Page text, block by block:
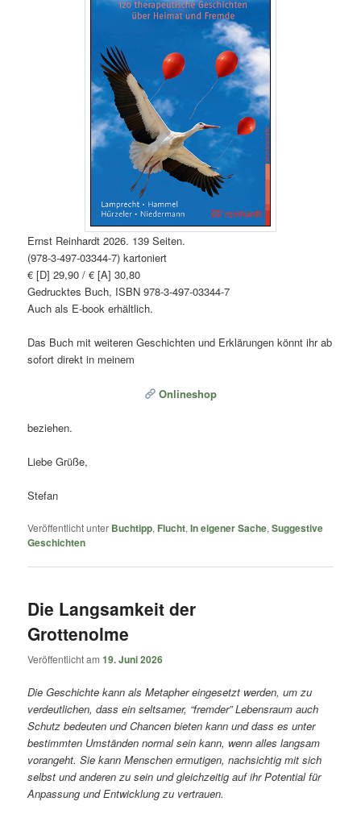
Ernst Reinhardt 2026. 139 Seiten.
(978-3-497-03344-7) kartoniert
€ [D] 29,90 / € [A] 30,80
Gedrucktes Buch, ISBN 978-3-497-03344-7
Auch als E-book erhältlich.
Das Buch mit weiteren Geschichten und Erklärungen könnt ihr ab
sofort direkt in meinem
Onlineshop
beziehen.
Liebe Grüße,
Stefan
Veröffentlicht unter Buchtipp, Flucht,In eigener Sache,Suggestive
Geschichten
Die Langsamkeit der
Grottenolme
Veröffentlicht am19. Juni 2026
Die Geschichte kann als Metapher eingesetzt werden, um zu
verdeutlichen, dass ein seltsamer, “fremder” Lebensraum auch
Schutz bedeuten und Chancen bieten kann und dass es unter
bestimmten Umständen normal sein kann, wenn alles langsam
vorangeht. Sie kann Menschen ermutigen, nachsichtig mit sich
selbst und anderen zu sein und gleichzeitig auf ihr Potential für
Anpassung und Entwicklung zu vertrauen.